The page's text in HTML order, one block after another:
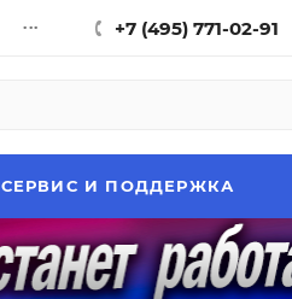
... +7 (495) 771-02-91
СЕРВИС И ПОДДЕРЖКА